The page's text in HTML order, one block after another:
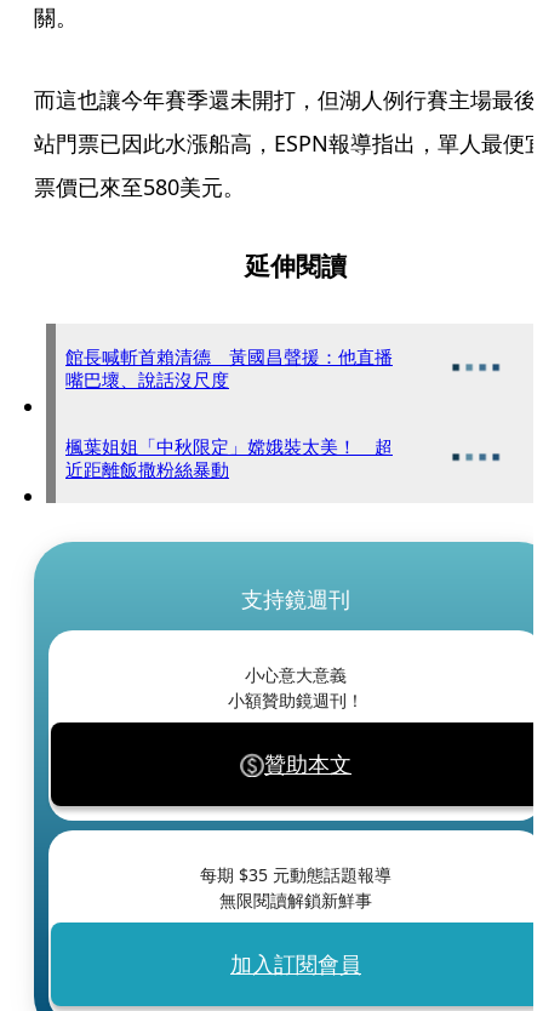
關。
而這也讓今年賽季還未開打，但湖人例行賽主場最後
站門票已因此水漲船高，ESPN報導指出，單人最便
票價已來至580美元。
延伸閱讀
館長喊斬首賴清德 黃國昌聲援：他直播
嘴巴壞、說話沒尺度
楓葉姐姐「中秋限定」嫦娥裝太美！ 超
近距離飯撒粉絲暴動
支持鏡週刊
小心意大意義
小額贊助鏡週刊！
贊助本文
每期 $35 元動態話題報導
無限閱讀解鎖新鮮事
加入訂閱會員